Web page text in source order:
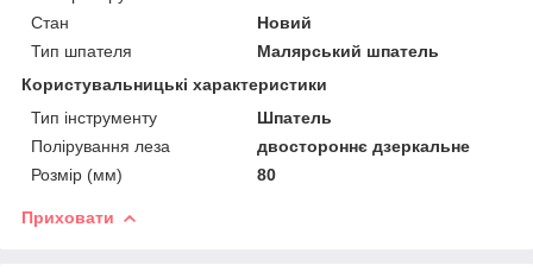
Стан
Новий
Тип шпателя
Малярський шпатель
Користувальницькі характеристики
Тип інструменту
Шпатель
Полірування леза
двостороннє дзеркальне
Розмір (мм)
80
Приховати